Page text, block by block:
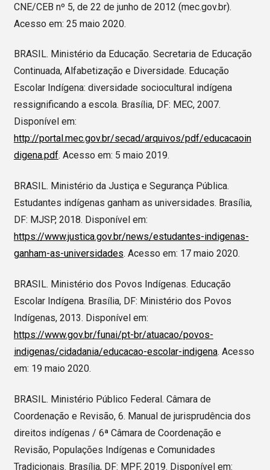
CNE/CEB nº 5, de 22 de junho de 2012 (mec.gov.br).
Acesso em: 25 maio 2020.
BRASIL. Ministério da Educação. Secretaria de Educação
Continuada, Alfabetização e Diversidade. Educação
Escolar Indígena: diversidade sociocultural indígena
ressignificando a escola. Brasília, DF: MEC, 2007.
Disponível em:
http://portal.mec.gov.br/secad/arquivos/pdf/educacaoin
digena.pdf. Acesso em: 5 maio 2019.
BRASIL. Ministério da Justiça e Segurança Pública.
Estudantes indígenas ganham as universidades. Brasília,
DF: MJSP, 2018. Disponível em:
https://www.justica.gov.br/news/estudantes-indigenas-
ganham-as-universidades. Acesso em: 17 maio 2020.
BRASIL. Ministério dos Povos Indígenas. Educação
Escolar Indígena. Brasília, DF: Ministério dos Povos
Indígenas, 2013. Disponível em:
https://www.gov.br/funai/pt-br/atuacao/povos-
indigenas/cidadania/educacao-escolar-indigena. Acesso
em: 19 maio 2020.
BRASIL. Ministério Público Federal. Câmara de
Coordenação e Revisão, 6. Manual de jurisprudência dos
direitos indígenas / 6ª Câmara de Coordenação e
Revisão, Populações Indígenas e Comunidades
Tradicionais. Brasília, DF: MPF, 2019. Disponível em: